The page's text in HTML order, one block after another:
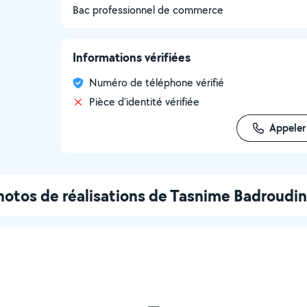
Bac professionnel de commerce
Informations vérifiées
Numéro de téléphone vérifié
Pièce d'identité vérifiée
Appeler
de réalisations de Tasnime